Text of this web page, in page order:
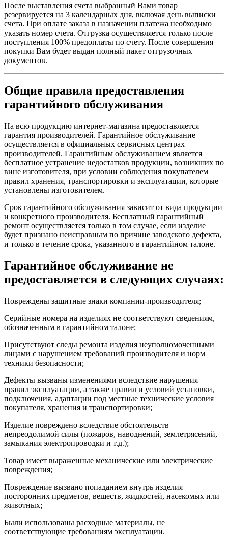
После выставления счета выбранный Вами товар
резервируется на 3 календарных дня, включая день выписки
счета. При оплате заказа в назначении платежа необходимо
указать номер счета. Отгрузка осуществляется только после
поступления 100% предоплаты по счету. После совершения
покупки Вам будет выдан полный пакет отгрузочных
документов.
Общие правила предоставления
гарантийного обслуживания
На всю продукцию интернет-магазина предоставляется
гарантия производителей. Гарантийное обслуживание
осуществляется в официальных сервисных центрах
производителей. Гарантийным обслуживанием является
бесплатное устранение недостатков продукции, возникших по
вине изготовителя, при условии соблюдения покупателем
правил хранения, транспортировки и эксплуатации, которые
установлены изготовителем.
Срок гарантийного обслуживания зависит от вида продукции
и конкретного производителя. Бесплатный гарантийный
ремонт осуществляется только в том случае, если изделие
будет признано неисправным по причине заводского дефекта,
и только в течение срока, указанного в гарантийном талоне.
Гарантийное обслуживание не
предоставляется в следующих случаях:
Повреждены защитные знаки компании-производителя;
Серийные номера на изделиях не соответствуют сведениям,
обозначенным в гарантийном талоне;
Присутствуют следы ремонта изделия неуполномоченными
лицами с нарушением требований производителя и норм
техники безопасности;
Дефекты вызваны изменениями вследствие нарушения
правил эксплуатации, а также правил и условий установки,
подключения, адаптации под местные технические условия
покупателя, хранения и транспортировки;
Изделие повреждено вследствие обстоятельств
непреодолимой силы (пожаров, наводнений, землетрясений,
замыкания электропроводки и т.д.);
Товар имеет выраженные механические или электрические
повреждения;
Повреждение вызвано попаданием внутрь изделия
посторонних предметов, веществ, жидкостей, насекомых или
животных;
Были использованы расходные материалы, не
соответствующие требованиям эксплуатации.